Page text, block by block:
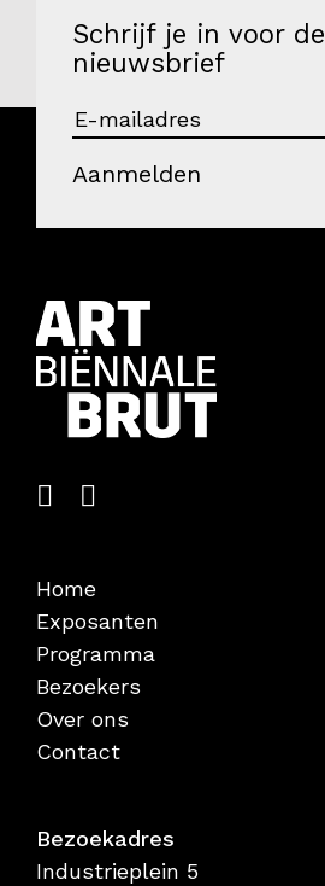
Schrijf je in voor de
nieuwsbrief
Aanmelden
Home
Exposanten
Programma
Bezoekers
Over ons
Contact
Bezoekadres
Industrieplein 5